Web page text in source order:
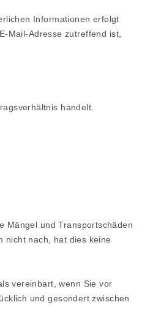
Informationen erfolgt
Mail-Adresse zutreffend ist,
handelt.
Mängel und Transportschäden
nicht nach, hat dies keine
vereinbart, wenn Sie vor
und gesondert zwischen